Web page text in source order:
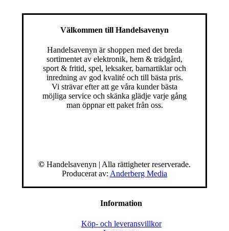
Välkommen till Handelsavenyn
Handelsavenyn är shoppen med det breda
sortimentet av elektronik, hem & trädgård,
sport & fritid, spel, leksaker, barnartiklar och
inredning av god kvalité och till bästa pris.
Vi strävar efter att ge våra kunder bästa
möjliga service och skänka glädje varje gång
man öppnar ett paket från oss.
© Handelsavenyn | Alla rättigheter reserverade.
Producerat av: Anderberg Media
Information
Köp- och leveransvillkor